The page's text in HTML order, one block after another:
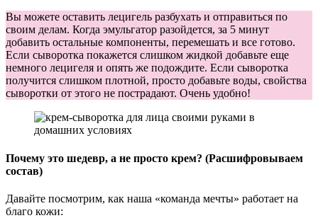
Вы можете оставить лецигель разбухать и отправиться по
своим делам. Когда эмульгатор разойдется, за 5 минут
добавить остальные компоненты, перемешать и все готово.
Если сыворотка покажется слишком жидкой добавьте еще
немного лецигеля и опять же подождите. Если сыворотка
получится слишком плотной, просто добавьте воды, свойства
сыворотки от этого не пострадают. Очень удобно!
Почему это шедевр, а не просто крем? (Расшифровываем
состав)
Давайте посмотрим, как наша «команда мечты» работает на
благо кожи: